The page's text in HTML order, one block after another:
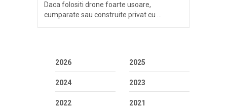
Daca folositi drone foarte usoare,
cumparate sau construite privat cu …
2026 2025
2024 2023
2022 2021